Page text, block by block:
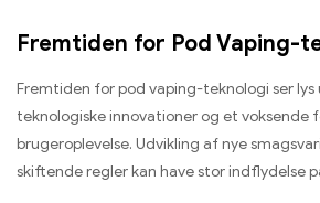
Fremtiden for Pod Vaping-
Fremtiden for pod vaping-teknologi ser
teknologiske innovationer og et voksende
brugeroplevelse. Udvikling af nye
skiftende regler kan have stor indflydelse